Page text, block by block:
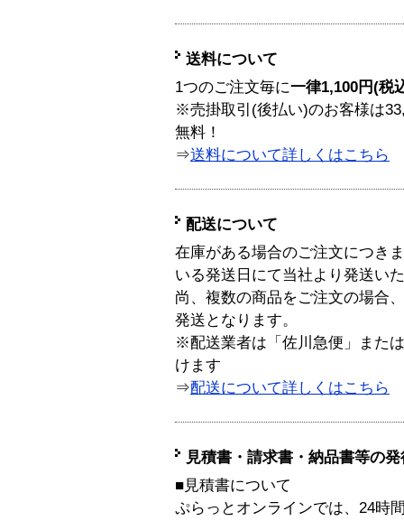
送料について
1つのご注文毎に一律1,100円(税
※売掛取引(後払い)のお客様は
無料！
⇒送料について詳しくはこちら
配送について
在庫がある場合のご注文につき
いる発送日にて当社より発送い
尚、複数の商品をご注文の場合
発送となります。
※配送業者は「佐川急便」また
けます
⇒配送について詳しくはこちら
見積書・請求書・納品書等の
■見積書について
ぷらっとオンラインでは、24時